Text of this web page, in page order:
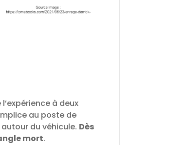
à deux
au poste de
du véhicule. Dès
mort.